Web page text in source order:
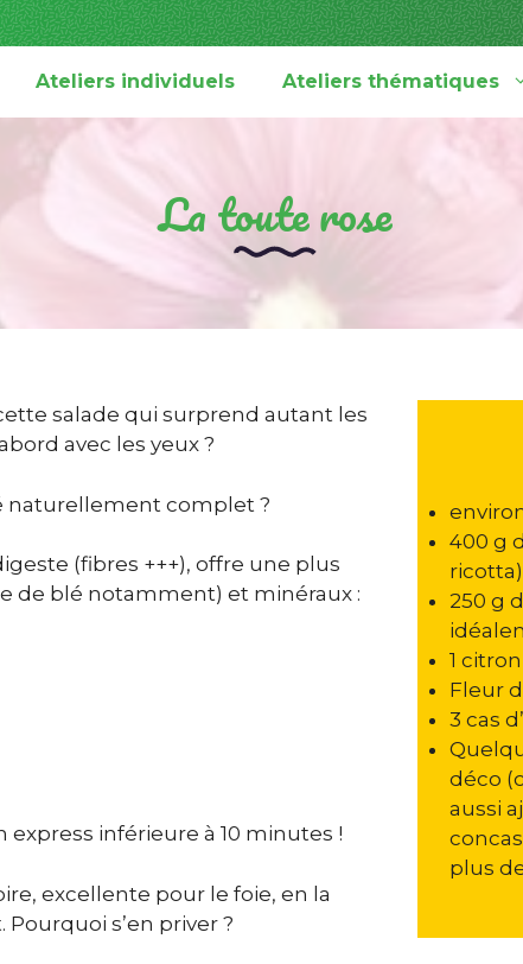
Ateliers individuels Ateliers thématiques
La toute rose
salade qui surprend autant les
avec les yeux ?
naturellement complet ?
(fibres +++), offre une plus
de blé notamment) et minéraux :
inférieure à 10 minutes !
excellente pour le foie, en la
s’en priver ?
400 g
ricotta)
250 g
1
Fleur
3 cas
déco
aussi
plus